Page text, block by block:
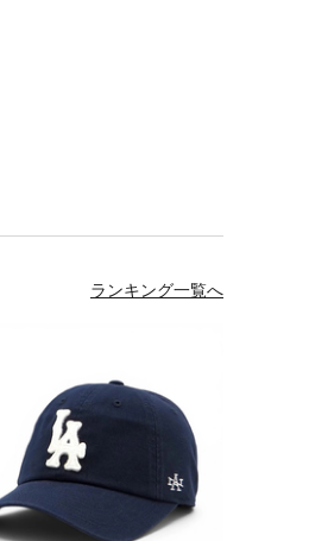
ランキング一覧へ